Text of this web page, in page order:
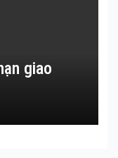
giao